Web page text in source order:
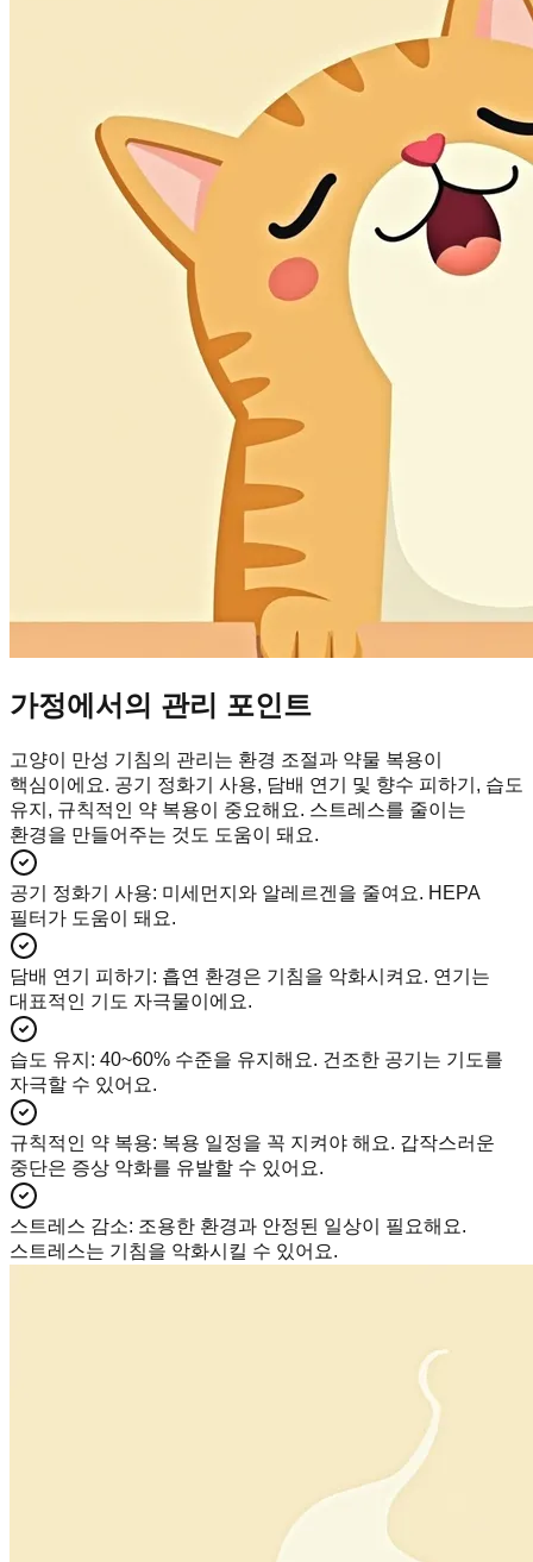
가정에서의 관리 포인트
고양이 만성 기침의 관리는 환경 조절과 약물 복용이
핵심이에요. 공기 정화기 사용, 담배 연기 및 향수 피하기, 습도
유지, 규칙적인 약 복용이 중요해요. 스트레스를 줄이는
환경을 만들어주는 것도 도움이 돼요.
공기 정화기 사용: 미세먼지와 알레르겐을 줄여요. HEPA
필터가 도움이 돼요.
담배 연기 피하기 : 흡연 환경은 기침을 악화시켜요. 연기는
대표적인 기도 자극물이에요.
습도 유지 : 40~60% 수준을 유지해요. 건조한 공기는 기도를
자극할 수 있어요.
규칙적인 약 복용: 복용 일정을 꼭 지켜야 해요. 갑작스러운
중단은 증상 악화를 유발할 수 있어요.
스트레스 감소: 조용한 환경과 안정된 일상이 필요해요.
스트레스는 기침을 악화시킬 수 있어요.